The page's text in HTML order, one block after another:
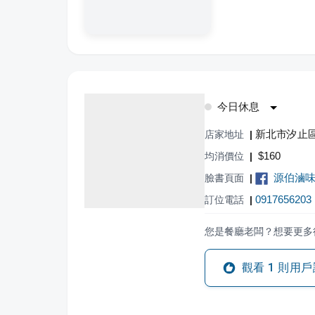
今日休息
店家地址 | 新北市汐止
均消價位 | $160
臉書頁面 | 源伯滷
訂位電話 | 0917656203
您是餐廳老闆？想要更
觀看 1 則用